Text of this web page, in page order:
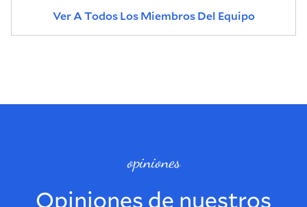
Ver A Todos Los Miembros Del Equipo
opiniones
Opiniones de nuestros